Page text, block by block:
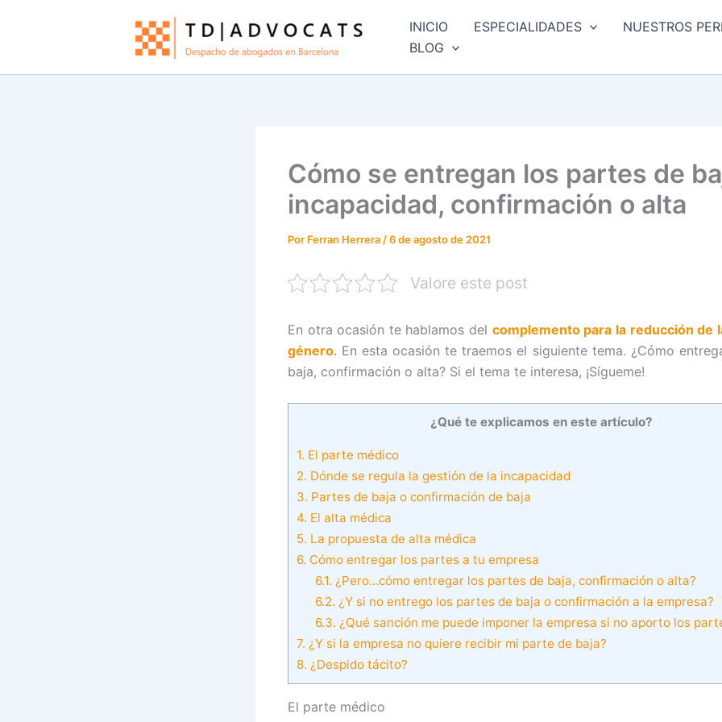
INICIO ESPECIALIDADES
NUESTROS
BLOG
Cómo se entregan los partes de
incapacidad, confirmación o alta
Por Ferran Herrera /6 de agosto de 2021
Valore este post
En otra ocasión te hablamos del complemento para la reducción de
género. En esta ocasión te traemos el siguiente tema. ¿Cómo
baja, confirmación o alta? Si el tema te interesa, ¡Sígueme!
¿Qué te explicamos en este artículo?
1. El parte médico
2. Dónde se regula la gestión de la incapacidad
3. Partes de baja o confirmación de baja
4. El alta médica
5. La propuesta de alta médica
6. Cómo entregar los partes a tu empresa
6.1. ¿Pero…cómo entregar los partes de baja, confirmación o alta?
6.2. ¿Y si no entrego los partes de baja o confirmación a la empresa?
6.3. ¿Qué sanción me puede imponer la empresa si no aporto los
7. ¿Y si la empresa no quiere recibir mi parte de baja?
8. ¿Despido tácito?
El parte médico